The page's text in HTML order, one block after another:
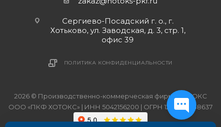
Сергиево-Посадский г. о., г.
Хотьково, ул. Заводская, д. 3, стр. 1,
офис 39
ПОЛИТИКА КОНФИДЕНЦИАЛЬНОСТИ
2026 © Производственно-коммерческая фирма ХОТОКС
ООО «ПКФ ХОТОКС» | ИНН 5042156200 | ОГРН 1215000038637